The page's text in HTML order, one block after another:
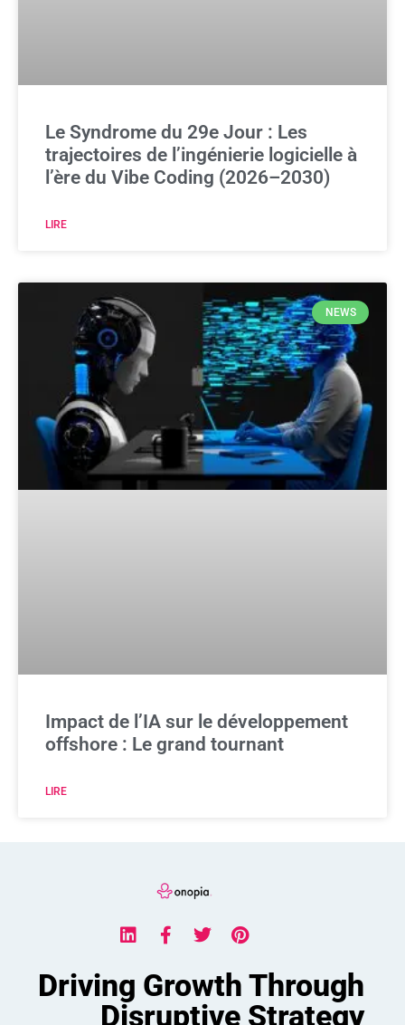
Le Syndrome du 29e Jour : Les
trajectoires de l’ingénierie logicielle à
l’ère du Vibe Coding (2026–2030)
LIRE
NEWS
Impact de l’IA sur le développement
offshore : Le grand tournant
LIRE
Driving Growth Through
Disruptive Strategy